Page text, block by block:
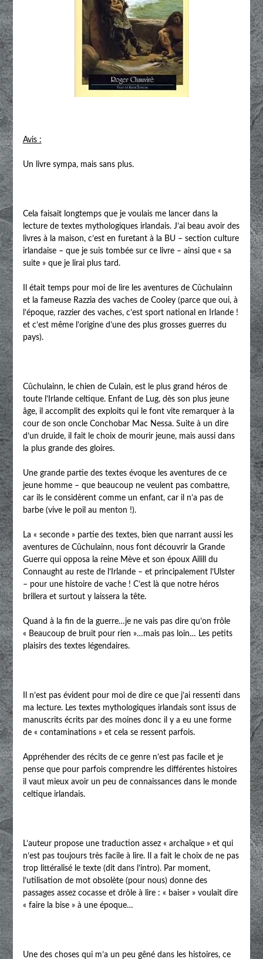
Avis :
Un livre sympa, mais sans plus.
Cela faisait longtemps que je voulais me lancer dans la
lecture de textes mythologiques irlandais. J’ai beau avoir des
livres à la maison, c’est en furetant à la BU – section culture
irlandaise – que je suis tombée sur ce livre – ainsi que « sa
suite » que je lirai plus tard.
Il était temps pour moi de lire les aventures de Cûchulainn
et la fameuse Razzia des vaches de Cooley (parce que oui, à
l’époque, razzier des vaches, c’est sport national en Irlande !
et c’est même l’origine d’une des plus grosses guerres du
pays).
Cûchulainn, le chien de Culain, est le plus grand héros de
toute l’Irlande celtique. Enfant de Lug, dès son plus jeune
âge, il accomplit des exploits qui le font vite remarquer à la
cour de son oncle Conchobar Mac Nessa. Suite à un dire
d’un druide, il fait le choix de mourir jeune, mais aussi dans
la plus grande des gloires.
Une grande partie des textes évoque les aventures de ce
jeune homme – que beaucoup ne veulent pas combattre,
car ils le considèrent comme un enfant, car il n’a pas de
barbe (vive le poil au menton !).
La « seconde » partie des textes, bien que narrant aussi les
aventures de Cûchulainn, nous font découvrir la Grande
Guerre qui opposa la reine Mève et son époux Ailill du
Connaught au reste de l’Irlande – et principalement l’Ulster
– pour une histoire de vache ! C’est là que notre héros
brillera et surtout y laissera la tête.
Quand à la fin de la guerre…je ne vais pas dire qu’on frôle
« Beaucoup de bruit pour rien »…mais pas loin… Les petits
plaisirs des textes légendaires.
Il n’est pas évident pour moi de dire ce que j’ai ressenti dans
ma lecture. Les textes mythologiques irlandais sont issus de
manuscrits écrits par des moines donc il y a eu une forme
de « contaminations » et cela se ressent parfois.
Appréhender des récits de ce genre n’est pas facile et je
pense que pour parfois comprendre les différentes histoires
il vaut mieux avoir un peu de connaissances dans le monde
celtique irlandais.
L’auteur propose une traduction assez « archaïque » et qui
n’est pas toujours très facile à lire. Il a fait le choix de ne pas
trop littéralisé le texte (dit dans l’intro). Par moment,
l’utilisation de mot obsolète (pour nous) donne des
passages assez cocasse et drôle à lire : « baiser » voulait dire
« faire la bise » à une époque…
Une des choses qui m’a un peu gêné dans les histoires, ce